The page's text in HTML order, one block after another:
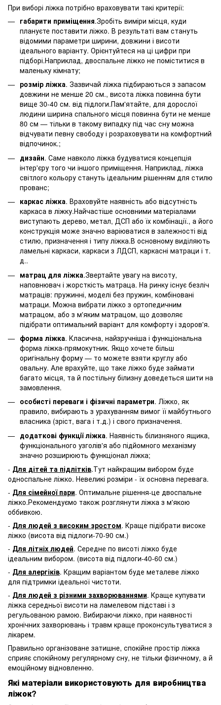
При виборі ліжка потрібно враховувати такі критерії:
габарити приміщення.Зробіть виміри місця, куди
плануєте поставити ліжко. В результаті вам стануть
відомими параметри ширини, довжини і висоти
ідеального варіанту. Орієнтуйтеся на ці цифри при
підборі.Наприклад, двоспальне ліжко не поміститися в
маленьку кімнату;
розмір ліжка. Зазвичай ліжка підбираються з запасом
довжини не менше 20 см., висота ліжка повинна бути
вище 30-40 см. від підлоги.Пам'ятайте, для дорослої
людини ширина спального місця повинна бути не менше
80 см — тільки в такому випадку під час сну можна
відчувати певну свободу і розраховувати на комфортний
відпочинок.;
дизайн. Саме навколо ліжка будуватися концепція
інтер'єру того чи іншого приміщення. Наприклад, ліжка
світлого кольору стануть ідеальним рішенням для стилю
прованс;
каркас ліжка. Враховуйте наявність або відсутність
каркаса в ліжку.Найчастіше основними матеріалами
виступають дерево, метал, ДСП або їх комбінації., а його
конструкція може значно варіюватися в залежності від
стилю, призначення і типу ліжка.В основному виділяють
ламельні каркаси, каркаси з ЛДСП, каркасні матраци і т.
д..
матрац для ліжка.Звертайте увагу на висоту,
наповнювач і жорсткість матраца. На ринку існує безліч
матраців: пружинні, моделі без пружин, комбіновані
матраци. Можна вибрати ліжко з ортопедичним
матрацом, або з м'яким матрацом, що дозволяє
підібрати оптимальний варіант для комфорту і здоров'я.
форма ліжка. Класична, найзручніша і функціональна
форма ліжка-прямокутник. Якщо хочете більш
оригінальну форму — то можете взяти круглу або
овальну. Але врахуйте, що таке ліжко буде займати
багато місця, та й постільну білизну доведеться шити на
замовлення.
особисті переваги і фізичні параметри. Ліжко, як
правило, вибирають з урахуванням вимог її майбутнього
власника (зріст, вага і т.д.) і свого призначення.
додаткові функції ліжка. Наявність білизняного ящика,
функціонального узголів'я або підйомного механізму
значно розширюють функціонал ліжка;
- Для дітей та підлітків.Тут найкращим вибором буде
односпальне ліжко. Невеликі розміри - їх основна перевага.
- Для сімейної пари. Оптимальне рішення-це двоспальне
ліжко.Рекомендуємо також розглянути ліжка з м'якою
оббивкою.
- Для людей з високим зростом. Краще підібрати високе
ліжко (висота від підлоги-70-90 см.)
- Для літніх людей. Середне по висоті ліжко буде
ідеальним вибором. (висота від підлоги-40-60 см.)
- Для алергіків. Кращим варіантом буде металеве ліжко
для підтримки ідеальної чистоти.
- Для людей з різними захворюваннями. Краще купувати
ліжка середньої висоти на ламелевом підставі і з
регульованою рамою. Вибираючи ліжко, при наявності
хронічних захворювань і травм краще проконсультуватися з
лікарем.
Правильно організоване затишне, спокійне простір ліжка
сприяє спокійному регулярному сну, не тільки фізичному, а й
емоційному відновленню.
Які матеріали використовують для виробництва
ліжок?